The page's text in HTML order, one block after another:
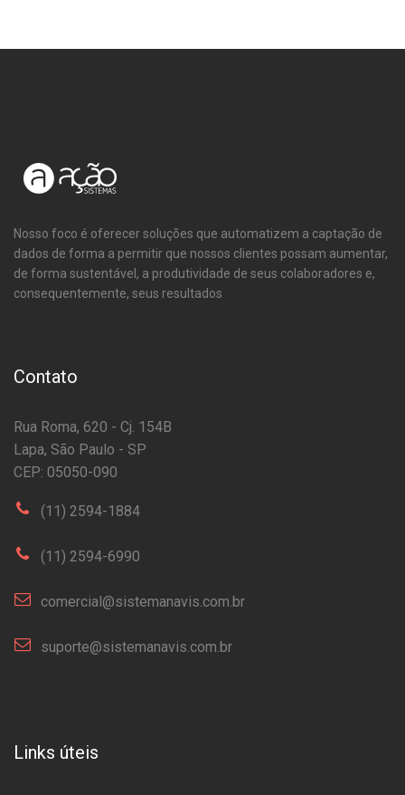
Nosso foco é oferecer soluções que automatizem a captação de
dados de forma a permitir que nossos clientes possam aumentar,
de forma sustentável, a produtividade de seus colaboradores e,
consequentemente, seus resultados
Contato
Rua Roma, 620 - Cj. 154B
Lapa, São Paulo - SP
CEP: 05050-090
(11) 2594-1884
(11) 2594-6990
comercial@sistemanavis.com.br
suporte@sistemanavis.com.br
Links úteis